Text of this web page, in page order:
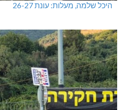
היכל שלמה, מעלות: עונת 26-27